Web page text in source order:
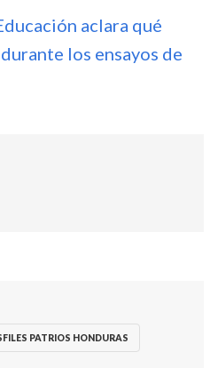
aclara qué
los ensayos de
PATRIOS HONDURAS